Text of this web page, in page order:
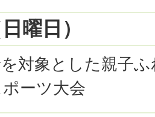
曜日）
対象とした親子
ーツ大会